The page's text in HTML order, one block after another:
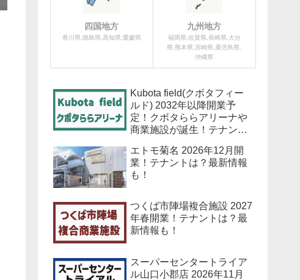
四国地方
香川県,徳島県,高知県,愛媛県
九州地方
福岡県,佐賀県,長崎県,大分
県,熊本県,宮崎県,鹿児島県,
沖縄県
Kubota field(クボタフィー
ルド) 2032年以降開業予
定！クボタららアリーナや
商業施設が誕生！テナント
エトモ菊名 2026年12月開
業！テナントは？最新情報
も！
つくば市陣場複合施設 2027
年春開業！テナントは？最
新情報も！
スーパーセンタートライア
ル山口小郡店 2026年11月